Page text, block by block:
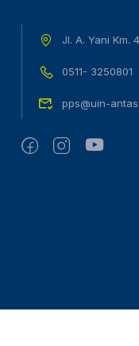
Jl. A. Yani Km.
0511- 3250801
pps@uin-